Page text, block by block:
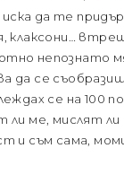
иска да те
клаксони…
непознато
да се
се на 100
ли ме, мислят
и съм сама,